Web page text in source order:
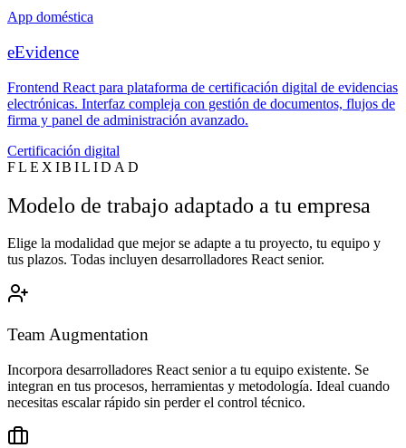
App doméstica
eEvidence
Frontend React para plataforma de certificación digital de evidencias
electrónicas. Interfaz compleja con gestión de documentos, flujos de
firma y panel de administración avanzado.
Certificación digital
FLEXIBILIDAD
Modelo de trabajo adaptado a tu empresa
Elige la modalidad que mejor se adapte a tu proyecto, tu equipo y
tus plazos. Todas incluyen desarrolladores React senior.
Team Augmentation
Incorpora desarrolladores React senior a tu equipo existente. Se
integran en tus procesos, herramientas y metodología. Ideal cuando
necesitas escalar rápido sin perder el control técnico.